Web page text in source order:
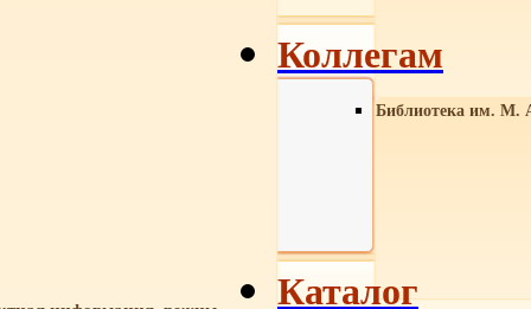
Библиотека им. М.
Коллегам
Каталог